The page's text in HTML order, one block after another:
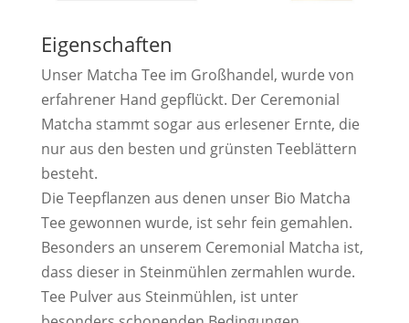
Eigenschaften
Unser Matcha Tee im Großhandel, wurde von
erfahrener Hand gepflückt. Der Ceremonial
Matcha stammt sogar aus erlesener Ernte, die
nur aus den besten und grünsten Teeblättern
besteht.
Die Teepflanzen aus denen unser Bio Matcha
Tee gewonnen wurde, ist sehr fein gemahlen.
Besonders an unserem Ceremonial Matcha ist,
dass dieser in Steinmühlen zermahlen wurde.
Tee Pulver aus Steinmühlen, ist unter